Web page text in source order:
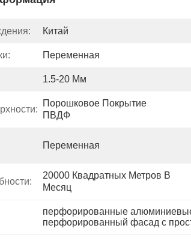
Китай
Переменная
1.5-20 Мм
Порошковое Покрытие
ПВДФ
Переменная
20000 Квадратных Метров В
Месяц
перфорированные
перфорированный фасад с